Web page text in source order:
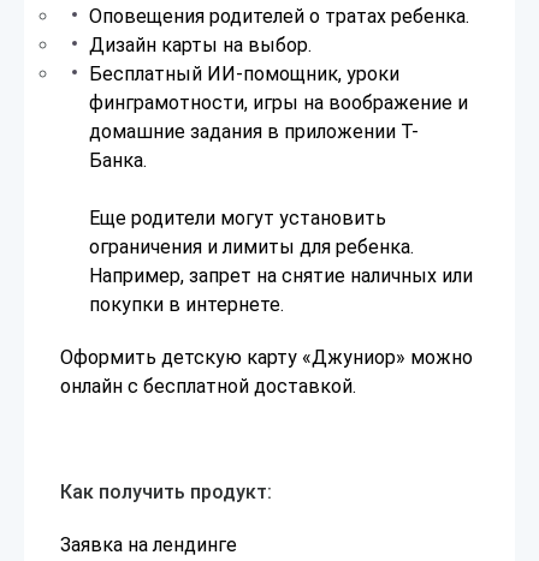
Оповещения родителей о тратах ребенка.
Дизайн карты на выбор.
Бесплатный ИИ-помощник, уроки
финграмотности, игры на воображение и
домашние задания в приложении Т-
Банка.
Еще родители могут установить
ограничения и лимиты для ребенка.
Например, запрет на снятие наличных или
покупки в интернете.
Оформить детскую карту «Джуниор» можно
онлайн с бесплатной доставкой.
Как получить продукт:
Заявка на лендинге